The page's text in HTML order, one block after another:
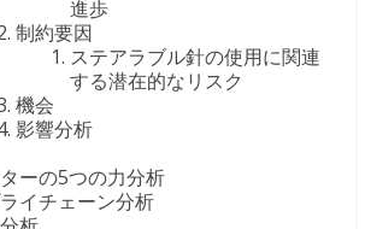
進歩
制約要因
ステアラブル針の使用に関連
する潜在的なリスク
機会
影響分析
ーの5つの力分析
イチェーン分析